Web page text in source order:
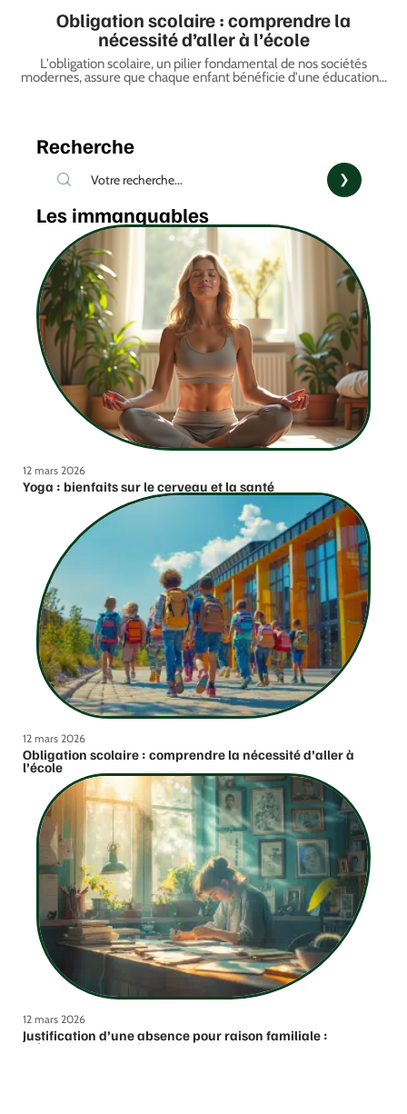
Obligation scolaire : comprendre la
nécessité d’aller à l’école
L'obligation scolaire, un pilier fondamental de nos sociétés
modernes, assure que chaque enfant bénéficie d'une éducation…
Recherche
Les immanquables
12 mars 2026
Yoga : bienfaits sur le cerveau et la santé
12 mars 2026
Obligation scolaire : comprendre la nécessité d’aller à
l’école
12 mars 2026
Justification d’une absence pour raison familiale :
méthodes et conseils